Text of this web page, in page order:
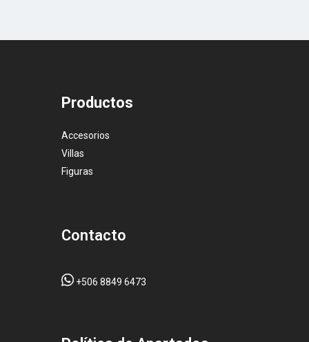
Productos
Accesorios
Villas
Figuras
Contacto
+506 8849 6473